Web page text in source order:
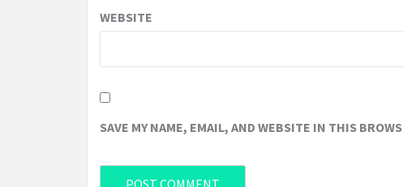
WEBSITE
SAVE MY NAME, EMAIL, AND WEBSITE IN THIS